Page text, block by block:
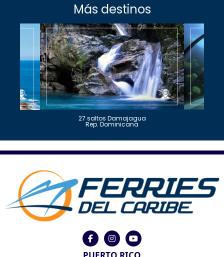
Más destinos
27 saltos Damajagua
Rep. Dominicana